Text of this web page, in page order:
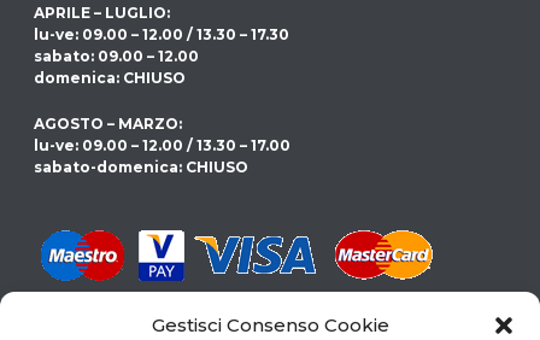
Gestisci Consenso Cookie
APRILE – LUGLIO:
lu-ve: 09.00 – 12.00 / 13.30 – 17.30
sabato: 09.00 – 12.00
domenica: CHIUSO
AGOSTO – MARZO:
lu-ve: 09.00 – 12.00 / 13.30 – 17.00
sabato-domenica: CHIUSO